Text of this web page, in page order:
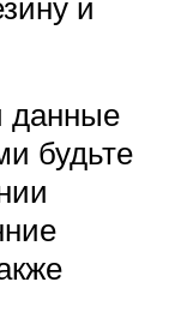
данные
будьте